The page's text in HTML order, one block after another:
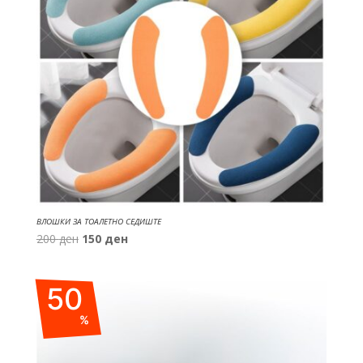
ВЛОШКИ ЗА ТОАЛЕТНО СЕДИШТЕ
200ден Original
200 ден.
150 денCurrent
50
%